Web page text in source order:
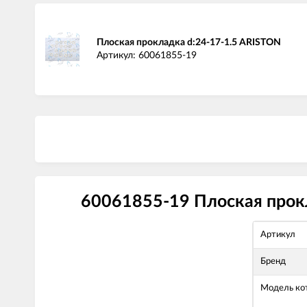
Плоская прокладка d:24-17-1.5 ARISTON
Артикул: 60061855-19
60061855-19 Плоская
Артикул
Бренд
Модель